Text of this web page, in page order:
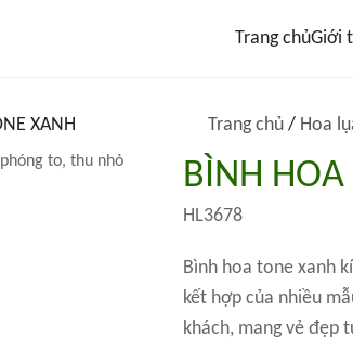
Trang chủGiới
to, thu nhỏ
Trang chủ / Hoa
BÌNH HOA
HL3678
Bình hoa tone xanh
kết hợp của nhiều
khách, mang vẻ đẹp